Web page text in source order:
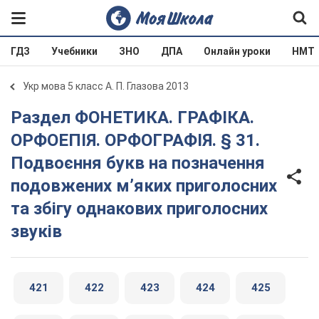
ГДЗ Учебники ЗНО ДПА Онлайн уроки НМТ
Укр мова 5 класс А. П. Глазова 2013
Раздел ФОНЕТИКА. ГРАФІКА.
ОРФОЕПІЯ. ОРФОГРАФІЯ. § 31.
Подвоєння букв на позначення
подовжених м’яких приголосних
та збігу однакових приголосних
звуків
421 422 423 424 425